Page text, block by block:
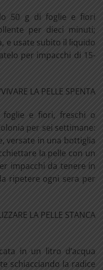
50 g di foglie e fiori
per dieci minuti;
e usate subito il liquido
per impacchi di 15-
LA PELLE SPENTA
e fiori, freschi o
per sei settimane:
versate in una bottiglia
la pelle con un
impacchi da tenere in
ripetere ogni sera per
LA PELLE STANCA
in un litro d’acqua
schiacciando la radice